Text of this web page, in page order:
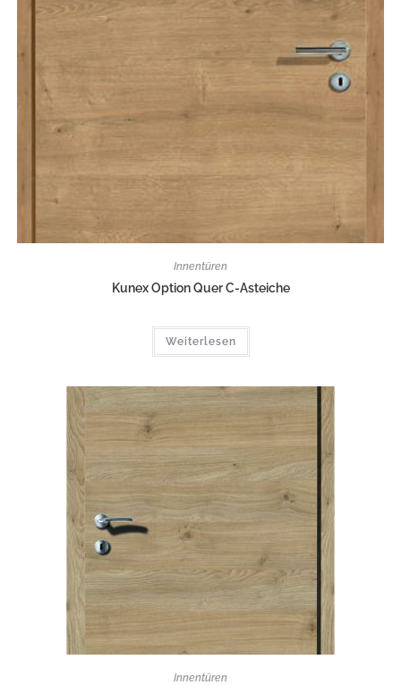
Innentüren
Kunex Option Quer C-Asteiche
Weiterlesen
Innentüren